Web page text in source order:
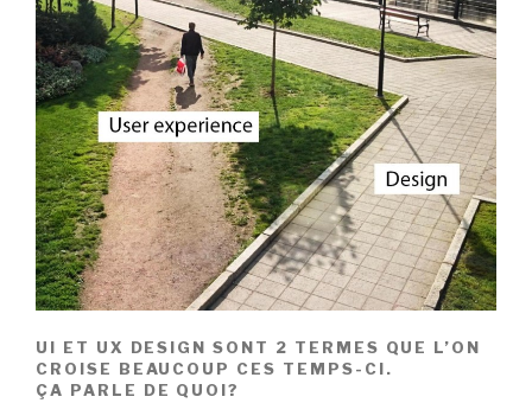
UI ET UX DESIGN SONT 2 TERMES QUE L’ON
CROISE BEAUCOUP CES TEMPS-CI.
ÇA PARLE DE QUOI?